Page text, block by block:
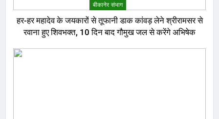
बीकानेर संभाग
हर-हर महादेव के जयकारों से तूफानी डाक कांवड़ लेने श्रीरामसर से
रवाना हुए शिवभक्त, 10 दिन बाद गौमुख जल से करेंगे अभिषेक